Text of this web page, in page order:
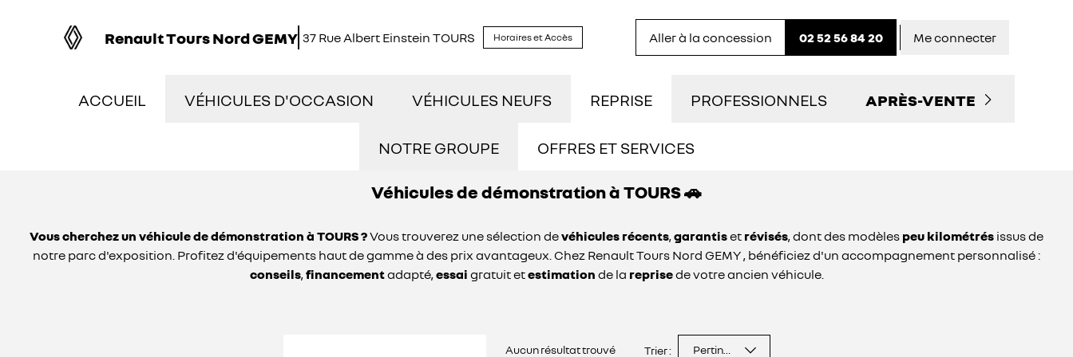
Renault Tours Nord GEMY 37 Rue Albert Einstein TOURS Horaires et Accès Aller à la concession 02 52 56 84 20 Me connecter
ACCUEIL VÉHICULES D'OCCASION
NOS OCCASIONS EN STOCK
VÉHICULES DE DÉMONSTRATION
OCCASIONS FAIBLE KILOMÉTRAGE
VÉHICULES NEUFS
DÉCOUVREZ NOTRE GAMME
RÉSERVEZ UN ESSAI
DÉCOUVREZ L'ÉLECTRIQUE
REPRISE PROFESSIONNELS
UTILITAIRES D'OCCASION
NOS SERVICES AUX PRO
CONTACTEZ UN CONSEILLER "PRO"
APRÈS-VENTE
ENTRETIEN ET
NOTRE GROUPE
NOUS REJOINDRE
NOS ACTUALITÉS
OFFRES ET SERVICES
Véhicules de démonstration à TOURS 🚗
Vous cherchez un véhicule de démonstration à TOURS ?Vous trouverez une sélection devéhicules récents,garantiset révisés, dont des modèles peu kilométrés issus de
notre parc d'exposition. Profitez d'équipements haut de gamme à des prix avantageux. Chez Renault Tours Nord GEMY , bénéficiez d'un accompagnement personnalisé :
conseils,financementadapté,essai gratuit etestimation de la reprisede votre ancien véhicule.
Aucun résultat trouvé Trier : Pertinence